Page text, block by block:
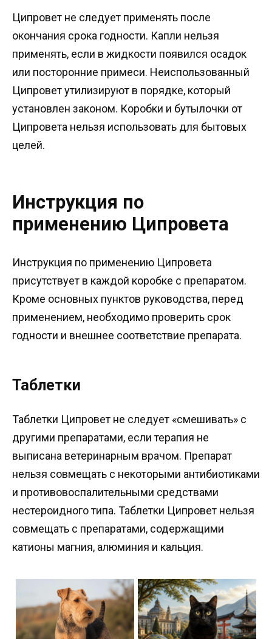
Ципровет не следует применять после
окончания срока годности. Капли нельзя
применять, если в жидкости появился осадок
или посторонние примеси. Неиспользованный
Ципровет утилизируют в порядке, который
установлен законом. Коробки и бутылочки от
Ципровета нельзя использовать для бытовых
целей.
Инструкция по
применению Ципровета
Инструкция по применению Ципровета
присутствует в каждой коробке с препаратом.
Кроме основных пунктов руководства, перед
применением, необходимо проверить срок
годности и внешнее соответствие препарата.
Таблетки
Таблетки Ципровет не следует «смешивать» с
другими препаратами, если терапия не
выписана ветеринарным врачом. Препарат
нельзя совмещать с некоторыми антибиотиками
и противовоспалительными средствами
нестероидного типа. Таблетки Ципровет нельзя
совмещать с препаратами, содержащими
катионы магния, алюминия и кальция.